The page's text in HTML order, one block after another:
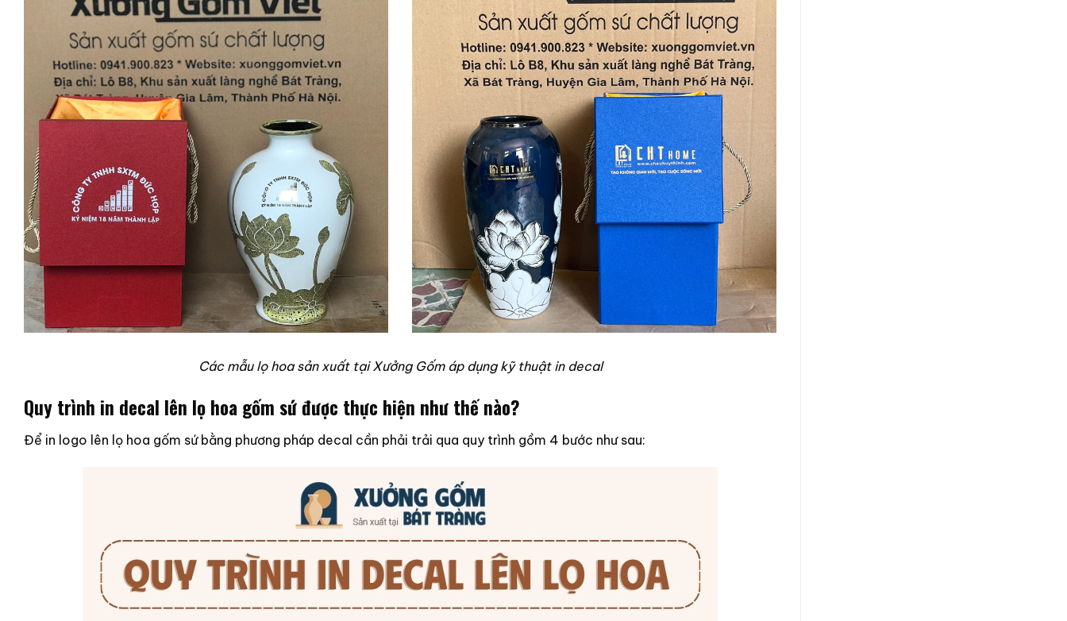
Các mẫu lọ hoa sản xuất tại Xưởng Gốm áp dụng kỹ thuật in decal
Quy trình in decal lên lọ hoa gốm sứ được thực hiện như thế nào?
Để in logo lên lọ hoa gốm sứ bằng phương pháp decal cần phải trải qua quy trình gồm 4 bước như sau: